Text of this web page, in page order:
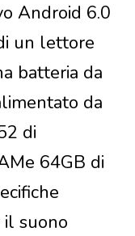
Android 6.0
un lettore
batteria da
da
di
64GB di
suono